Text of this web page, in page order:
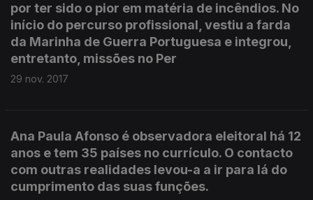
por ter sido o pior em matéria de incêndios. No
início do percurso profissional, vestiu a farda
da Marinha de Guerra Portuguesa e integrou,
entretanto, missões no Per
29 nov. 2017
Ana Paula Afonso é observadora eleitoral há 12
anos e tem 35 países no currículo. O contacto
com outras realidades levou-a a ir para lá do
cumprimento das suas funções.